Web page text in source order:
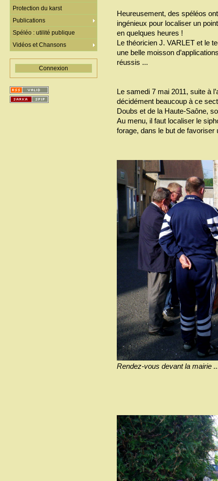
Heureusement, des spéléos
ingénieux pour localiser un
en quelques heures !
Le théoricien J. VARLET et le
une belle moisson
réussis ...
Le samedi 7 mai 2011, suite à
décidément beaucoup à ce
Doubs et de la Haute-Saône,
Au menu, il faut localiser le
forage, dans le but de
Rendez-vous devant la mairie
Protection du karst
Publications
Spéléo : utilité publique
Vidéos et Chansons
Connexion